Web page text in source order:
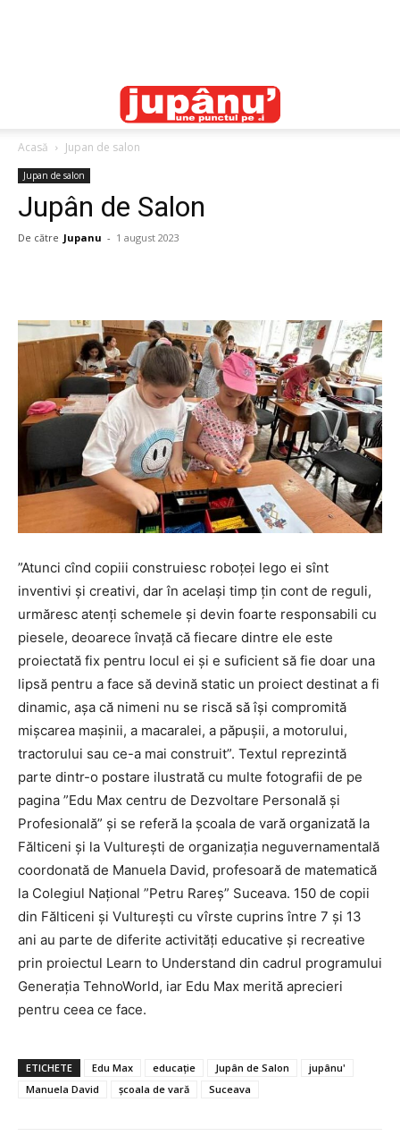
Acasă Jupan de salon
Jupan de salon
Jupân de Salon
De către Jupanu - 1 august 2023
”Atunci cînd copiii construiesc roboței lego ei sînt
inventivi și creativi, dar în același timp țin cont de reguli,
urmăresc atenți schemele și devin foarte responsabili cu
piesele, deoarece învață că fiecare dintre ele este
proiectată fix pentru locul ei și e suficient să fie doar una
lipsă pentru a face să devină static un proiect destinat a fi
dinamic, așa că nimeni nu se riscă să își compromită
mișcarea mașinii, a macaralei, a păpușii, a motorului,
tractorului sau ce-a mai construit”. Textul reprezintă
parte dintr-o postare ilustrată cu multe fotografii de pe
pagina ”Edu Max centru de Dezvoltare Personală și
Profesională” și se referă la școala de vară organizată la
Fălticeni și la Vulturești de organizația neguvernamentală
coordonată de Manuela David, profesoară de matematică
la Colegiul Național ”Petru Rareș” Suceava. 150 de copii
din Fălticeni și Vulturești cu vîrste cuprins între 7 și 13
ani au parte de diferite activități educative și recreative
prin proiectul Learn to Understand din cadrul programului
Generația TehnoWorld, iar Edu Max merită aprecieri
pentru ceea ce face.
ETICHETE Edu Max educație Jupân de Salon
jupânu'
Manuela David
școala de vară Suceava